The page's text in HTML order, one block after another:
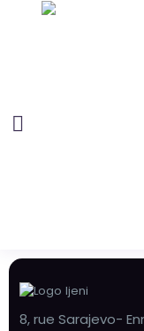
8, rue Sarajevo-